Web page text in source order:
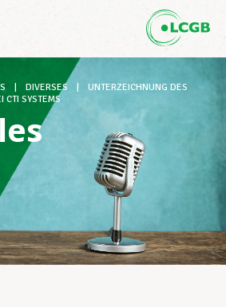
FR
im Arbeitsalltag
DIVERSES
UNTERZEICHNUNG DES
CTI SYSTEMS